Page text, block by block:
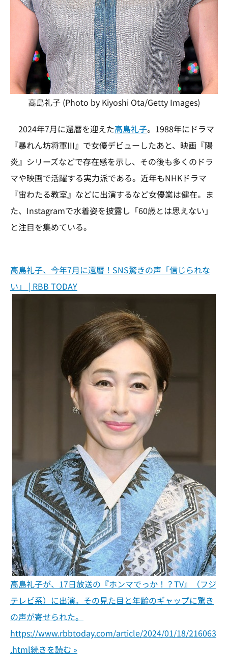
高島礼子 (Photo by Kiyoshi Ota/Getty Images)
2024年7月に還暦を迎えた高島礼子。1988年にドラマ
『暴れん坊将軍III』で女優デビューしたあと、映画『陽
炎』シリーズなどで存在感を示し、その後も多くのドラ
マや映画で活躍する実力派である。近年もNHKドラマ
『宙わたる教室』などに出演するなど女優業は健在。ま
た、Instagramで水着姿を披露し「60歳とは思えない」
と注目を集めている。
高島礼子、今年7月に還暦！SNS驚きの声「信じられな
い」 | RBB TODAY
高島礼子が、17日放送の『ホンマでっか！？TV』（フジ
テレビ系）に出演。その見た目と年齢のギャップに驚き
の声が寄せられた。
https://www.rbbtoday.com/article/2024/01/18/216063
.html続きを読む »